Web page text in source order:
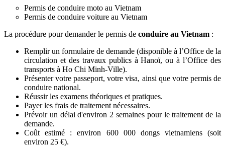
Permis de conduire moto au Vietnam
Permis de conduire voiture au Vietnam
La procédure pour demander le permis de conduire au Vietnam :
Remplir un formulaire de demande (disponible à l’Office de la
circulation et des travaux publics à Hanoï, ou à l’Office des
transports à Ho Chi Minh-Ville).
Présenter votre passeport, votre visa, ainsi que votre permis de
conduire national.
Réussir les examens théoriques et pratiques.
Payer les frais de traitement nécessaires.
Prévoir un délai d'environ 2 semaines pour le traitement de la
demande.
Coût estimé : environ 600 000 dongs vietnamiens (soit
environ 25 €).